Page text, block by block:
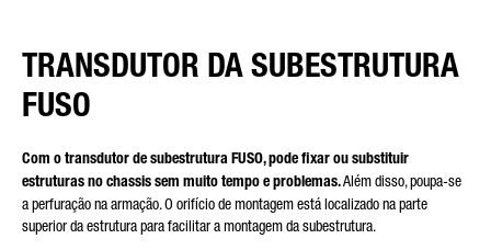
TRANSDUTOR DA SUBESTRUTURA
FUSO
Com o transdutor de subestrutura FUSO, pode fixar ou substituir
estruturas no chassis sem muito tempo e problemas.Além disso, poupa-se
a perfuração na armação. O orifício de montagem está localizado na parte
superior da estrutura para facilitar a montagem da subestrutura.